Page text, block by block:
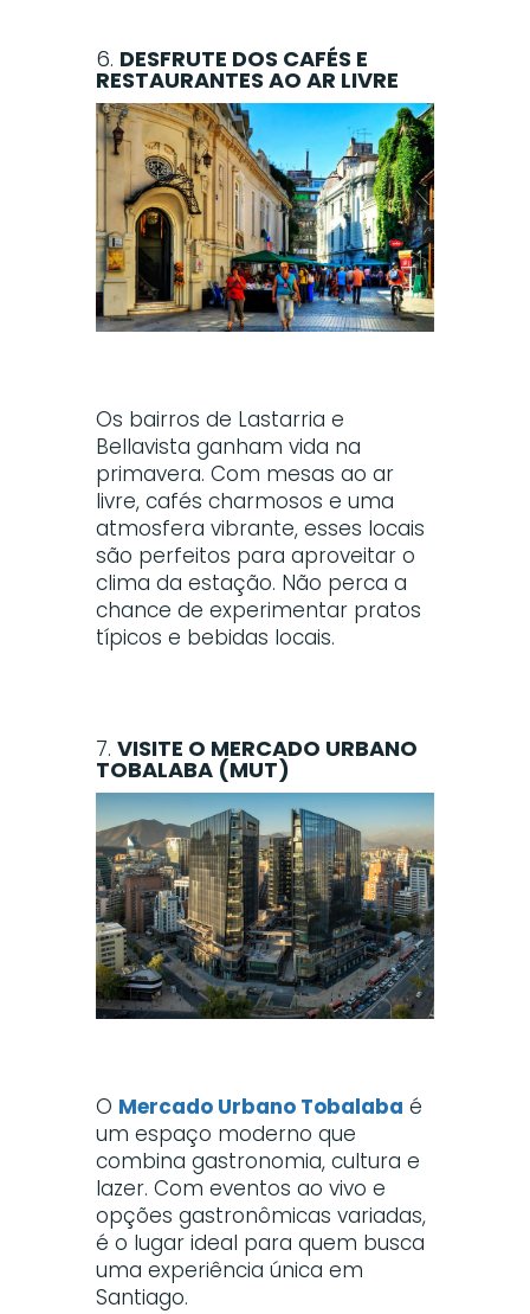
6. DESFRUTE DOS CAFÉS E
RESTAURANTES AO AR LIVRE
Os bairros de Lastarria e
Bellavista ganham vida na
primavera. Com mesas ao ar
livre, cafés charmosos e uma
atmosfera vibrante, esses locais
são perfeitos para aproveitar o
clima da estação. Não perca a
chance de experimentar pratos
típicos e bebidas locais.
7. VISITE O MERCADO URBANO
TOBALABA (MUT)
O Mercado Urbano Tobalaba é
um espaço moderno que
combina gastronomia, cultura e
lazer. Com eventos ao vivo e
opções gastronômicas variadas,
é o lugar ideal para quem busca
uma experiência única em
Santiago.